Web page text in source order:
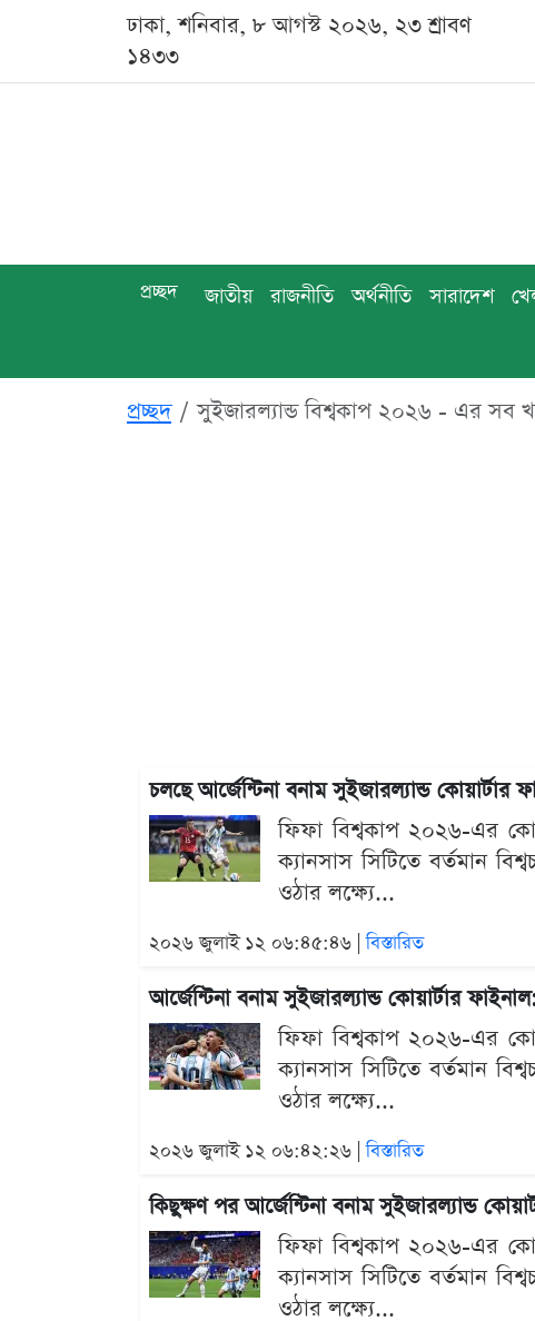
ঢাকা, শনিবার, ৮ আগস্ট ২০২৬, ২৩ শ্রাবণ
১৪৩৩
প্রচ্ছদ জাতীয় রাজনীতি অর্থনীতি সারাদেশ
প্রচ্ছদ সুইজারল্যান্ড বিশ্বকাপ ২০২৬ - এর সব
চলছে আর্জেন্টিনা বনাম সুইজারল্যান্ড
ফিফা বিশ্বকাপ ২০২৬-এর
ক্যানসাস সিটিতে বর্তমান
ওঠার লক্ষ্যে...
২০২৬ জুলাই ১২ ০৬:৪৫:৪৬ |বিস্তারিত
আর্জেন্টিনা বনাম সুইজারল্যান্ড কোয়ার্টার
ফিফা বিশ্বকাপ ২০২৬-এর
ক্যানসাস সিটিতে বর্তমান
ওঠার লক্ষ্যে...
২০২৬ জুলাই ১২ ০৬:৪২:২৬ |বিস্তারিত
কিছুক্ষণ পর আর্জেন্টিনা বনাম সুইজারল্যান্ড
ফিফা বিশ্বকাপ ২০২৬-এর
ক্যানসাস সিটিতে বর্তমান
ওঠার লক্ষ্যে...